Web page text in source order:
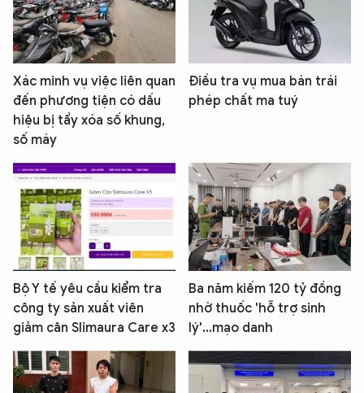
Xác minh vụ việc liên quan
đến phương tiện có dấu
hiệu bị tẩy xóa số khung,
số máy
Điều tra vụ mua bán trái
phép chất ma tuý
Bộ Y tế yêu cầu kiểm tra
công ty sản xuất viên
giảm cân Slimaura Care x3
Ba năm kiếm 120 tỷ đồng
nhờ thuốc 'hỗ trợ sinh
lý'...mạo danh